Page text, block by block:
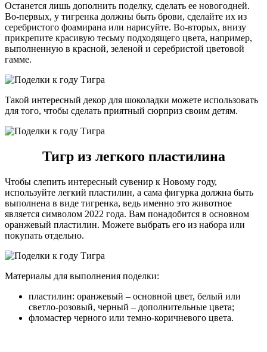
Останется лишь дополнить поделку, сделать ее новогодней.
Во-первых, у тигренка должны быть брови, сделайте их из
серебристого фоамирана или нарисуйте. Во-вторых, внизу
прикрепите красивую тесьму подходящего цвета, например,
выполненную в красной, зеленой и серебристой цветовой
гамме.
Такой интересный декор для шоколадки можете использовать
для того, чтобы сделать приятный сюрприз своим детям.
Тигр из легкого пластилина
Чтобы слепить интересный сувенир к Новому году,
используйте легкий пластилин, а сама фигурка должна быть
выполнена в виде тигренка, ведь именно это животное
является символом 2022 года. Вам понадобится в основном
оранжевый пластилин. Можете выбрать его из набора или
покупать отдельно.
Материалы для выполнения поделки:
пластилин: оранжевый – основной цвет, белый или
светло-розовый, черный – дополнительные цвета;
фломастер черного или темно-коричневого цвета.